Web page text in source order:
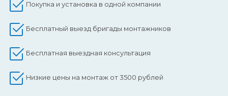
Покупка и установка в одной компании
Бесплатный выезд бригады монтажников
Бесплатная выездная консультация
Низкие цены на монтаж от 3500 рублей